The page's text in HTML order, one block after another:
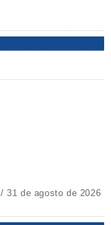
31 de agosto de 2026